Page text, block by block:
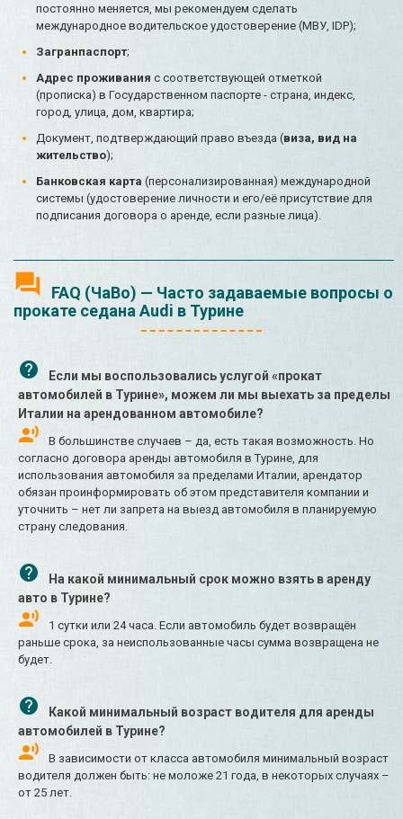
постоянно меняется, мы рекомендуем сделать
международное водительское удостоверение (МВУ, IDP);
Загранпаспорт;
Адрес проживания с соответствующей отметкой
(прописка) в Государственном паспорте - страна, индекс,
город, улица, дом, квартира;
Документ, подтверждающий право въезда (виза, вид на
жительство);
Банковская карта (персонализированная) международной
системы (удостоверение личности и его/её присутствие для
подписания договора о аренде, если разные лица).
FAQ (ЧаВо) — Часто задаваемые вопросы о
прокате седана Audi в Турине
Если мы воспользовались услугой «прокат
автомобилей в Турине», можем ли мы выехать за пределы
Италии на арендованном автомобиле?
В большинстве случаев – да, есть такая возможность. Но
согласно договора аренды автомобиля в Турине, для
использования автомобиля за пределами Италии, арендатор
обязан проинформировать об этом представителя компании и
уточнить – нет ли запрета на выезд автомобиля в планируемую
страну следования.
На какой минимальный срок можно взять в аренду
авто в Турине?
1 сутки или 24 часа. Если автомобиль будет возвращён
раньше срока, за неиспользованные часы сумма возвращена не
будет.
Какой минимальный возраст водителя для аренды
автомобилей в Турине?
В зависимости от класса автомобиля минимальный возраст
водителя должен быть: не моложе 21 года, в некоторых случаях –
от 25 лет.